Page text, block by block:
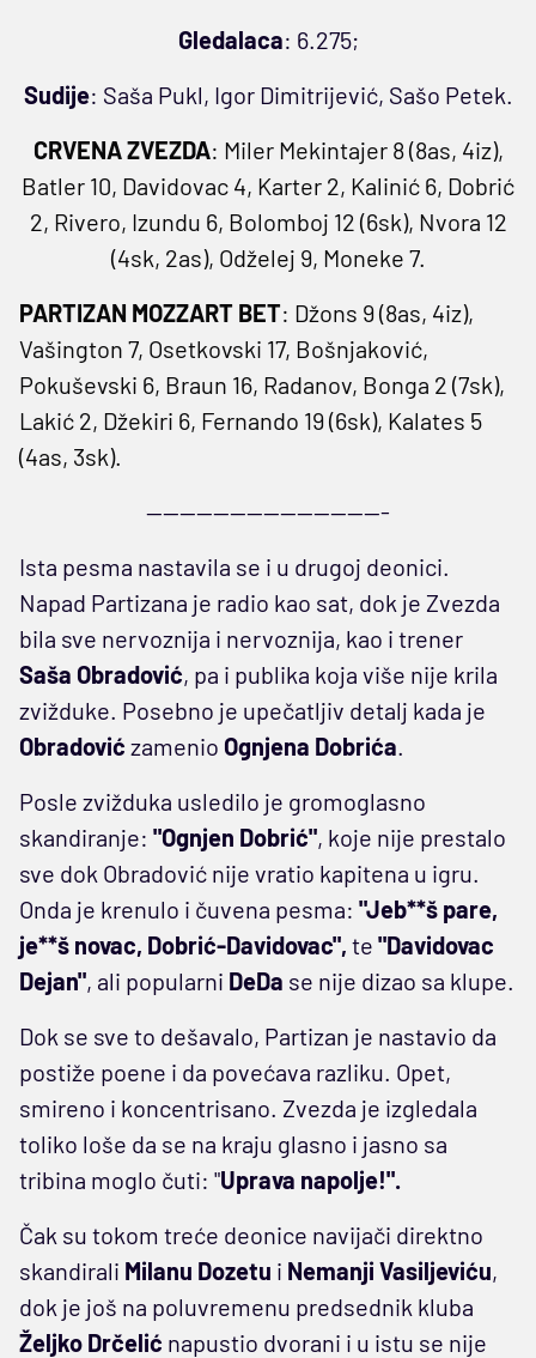
Gledalaca: 6.275;
Sudije: Saša Pukl, Igor Dimitrijević, Sašo Petek.
CRVENA ZVEZDA: Miler Mekintajer 8 (8as, 4iz),
Batler 10, Davidovac 4, Karter 2, Kalinić 6, Dobrić
2, Rivero, Izundu 6, Bolomboj 12 (6sk), Nvora 12
(4sk, 2as), Odželej 9, Moneke 7.
PARTIZAN MOZZART BET: Džons 9 (8as, 4iz),
Vašington 7, Osetkovski 17, Bošnjaković,
Pokuševski 6, Braun 16, Radanov, Bonga 2 (7sk),
Lakić 2, Džekiri 6, Fernando 19 (6sk), Kalates 5
(4as, 3sk).
-----------------------------
Ista pesma nastavila se i u drugoj deonici.
Napad Partizana je radio kao sat, dok je Zvezda
bila sve nervoznija i nervoznija, kao i trener
Saša Obradović, pa i publika koja više nije krila
zvižduke. Posebno je upečatljiv detalj kada je
Obradović zamenio Ognjena Dobrića.
Posle zvižduka usledilo je gromoglasno
skandiranje: "Ognjen Dobrić", koje nije prestalo
sve dok Obradović nije vratio kapitena u igru.
Onda je krenulo i čuvena pesma: "Jeb**š pare,
je**š novac, Dobrić-Davidovac", te "Davidovac
Dejan", ali popularni DeDa se nije dizao sa klupe.
Dok se sve to dešavalo, Partizan je nastavio da
postiže poene i da povećava razliku. Opet,
smireno i koncentrisano. Zvezda je izgledala
toliko loše da se na kraju glasno i jasno sa
tribina moglo čuti: "Uprava napolje!".
Čak su tokom treće deonice navijači direktno
skandirali Milanu Dozetu i Nemanji Vasiljeviću,
dok je još na poluvremenu predsednik kluba
Željko Drčelić napustio dvorani i u istu se nije